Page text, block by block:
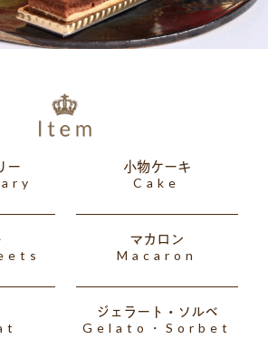
ー 小物ケーキ
Cake
マカロン
Macaron
ジェラート・ソルベ
Gelato・Sorbet